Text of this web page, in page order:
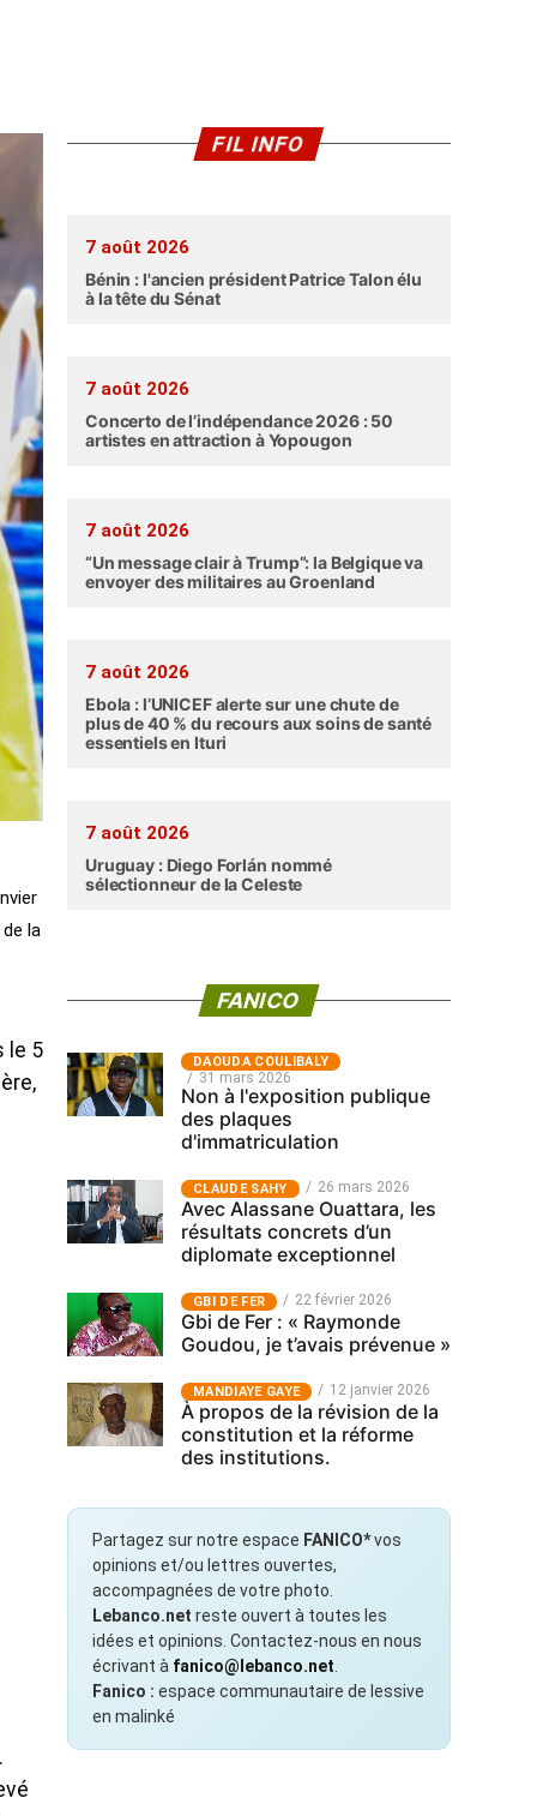
la
le 5
FIL INFO
7 août 2026
Bénin : l'ancien président Patrice Talon élu
à la tête du Sénat
7 août 2026
Concerto de l’indépendance 2026 : 50
artistes en attraction à Yopougon
7 août 2026
“Un message clair à Trump”: la Belgique va
envoyer des militaires au Groenland
7 août 2026
Ebola : l’UNICEF alerte sur une chute de
plus de 40 % du recours aux soins de santé
essentiels en Ituri
7 août 2026
Uruguay : Diego Forlán nommé
sélectionneur de la Celeste
FANICO
‎DAOUDA COULIBALY
31 mars 2026
Non à l'exposition publique
des plaques
d'immatriculation
CLAUDE SAHY 26 mars 2026
Avec Alassane Ouattara, les
résultats concrets d’un
diplomate exceptionnel
GBI DE FER 22 février 2026
Gbi de Fer : « Raymonde
Goudou, je t’avais prévenue »
MANDIAYE GAYE 12 janvier 2026
À propos de la révision de la
constitution et la réforme
des institutions.
Partagez sur notre espace FANICO*vos
opinions et/ou lettres ouvertes,
accompagnées de votre photo.
Lebanco.net reste ouvert à toutes les
idées et opinions. Contactez-nous en nous
écrivant à fanico@lebanco.net
Fanico : espace communautaire de lessive
en malinké